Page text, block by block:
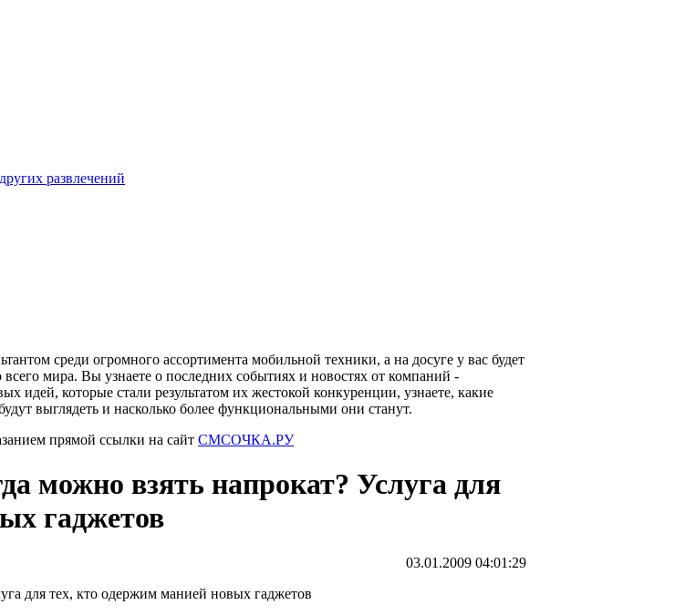
развлечений
среди огромного ассортимента мобильной техники, а на досуге у вас будет
мира. Вы узнаете о последних событиях и новостях от компаний -
идей, которые стали результатом их жестокой конкуренции, узнаете, какие
выглядеть и насколько более функциональными они станут.
прямой ссылки на сайт СМСОЧКА.РУ
можно взять напрокат? Услуга для
гаджетов
03.01.2009 04:01:29